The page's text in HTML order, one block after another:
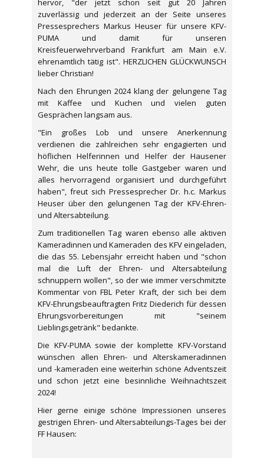
hervor, "der jetzt schon seit gut 20 Jahren
zuverlässig und jederzeit an der Seite unseres
Pressesprechers Markus Heuser für unsere KFV-
PUMA und damit für unseren
Kreisfeuerwehrverband Frankfurt am Main e.V.
ehrenamtlich tätig ist". HERZLICHEN GLÜCKWUNSCH
lieber Christian!
Nach den Ehrungen 2024 klang der gelungene Tag
mit Kaffee und Kuchen und vielen guten
Gesprächen langsam aus.
"Ein großes Lob und unsere Anerkennung
verdienen die zahlreichen sehr engagierten und
höflichen Helferinnen und Helfer der Hausener
Wehr, die uns heute tolle Gastgeber waren und
alles hervorragend organisiert und durchgeführt
haben", freut sich Pressesprecher Dr. h.c. Markus
Heuser über den gelungenen Tag der KFV-Ehren-
und Altersabteilung.
Zum traditionellen Tag waren ebenso alle aktiven
Kameradinnen und Kameraden des KFV eingeladen,
die das 55. Lebensjahr erreicht haben und "schon
mal die Luft der Ehren- und Altersabteilung
schnuppern wollen", so der wie immer verschmitzte
Kommentar von FBL Peter Kraft, der sich bei dem
KFV-Ehrungsbeauftragten Fritz Diederich für dessen
Ehrungsvorbereitungen mit "seinem
Lieblingsgetränk" bedankte.
Die KFV-PUMA sowie der komplette KFV-Vorstand
wünschen allen Ehren- und Alterskameradinnen
und -kameraden eine weiterhin schöne Adventszeit
und schon jetzt eine besinnliche Weihnachtszeit
2024!
Hier gerne einige schöne Impressionen unseres
gestrigen Ehren- und Altersabteilungs-Tages bei der
FF Hausen: